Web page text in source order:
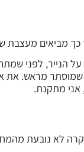
כך מביאים
לפני
שמוסתר מראש. את
אני מתקנת.
לא נובעת